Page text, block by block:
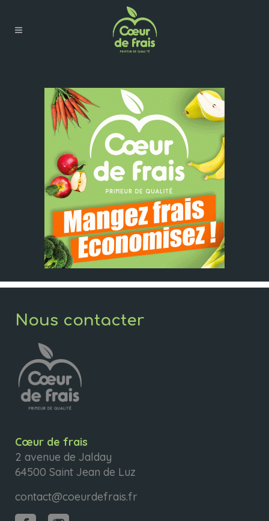
Nous contacter
Cœur de frais
2 avenue de Jalday
64500 Saint Jean de Luz
contact@coeurdefrais.fr